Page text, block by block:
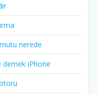
nerede
demek iPhone